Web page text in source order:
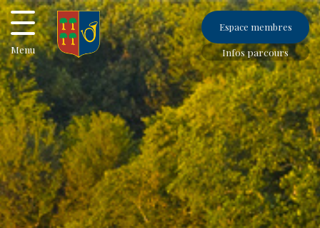
Menu
Espace membres
Infos parcours